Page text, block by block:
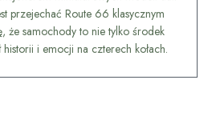
przejechać Route 66 klasycznym
że samochody to nie tylko środek
historii i emocji na czterech kołach.